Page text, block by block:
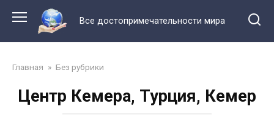
контенту
Все достопримечательности мира
Главная » Без рубрики
Центр Кемера, Турция, Кемер